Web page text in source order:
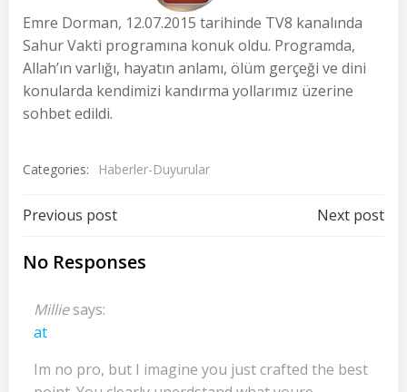
Emre Dorman, 12.07.2015 tarihinde TV8 kanalında
Sahur Vakti programına konuk oldu. Programda,
Allah’ın varlığı, hayatın anlamı, ölüm gerçeği ve dini
konularda kendimizi kandırma yollarımız üzerine
sohbet edildi.
Categories: Haberler-Duyurular
Post
navigation
Previous post Next post
No Responses
Millie says:
at
Im no pro, but I imagine you just crafted the best